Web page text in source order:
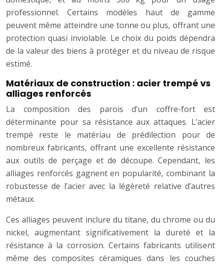
professionnel. Certains modèles haut de gamme
peuvent même atteindre une tonne ou plus, offrant une
protection quasi inviolable. Le choix du poids dépendra
de la valeur des biens à protéger et du niveau de risque
estimé.
Matériaux de construction : acier trempé vs
alliages renforcés
La composition des parois d’un coffre-fort est
déterminante pour sa résistance aux attaques. L’acier
trempé reste le matériau de prédilection pour de
nombreux fabricants, offrant une excellente résistance
aux outils de perçage et de découpe. Cependant, les
alliages renforcés gagnent en popularité, combinant la
robustesse de l’acier avec la légèreté relative d’autres
métaux.
Ces alliages peuvent inclure du titane, du chrome ou du
nickel, augmentant significativement la dureté et la
résistance à la corrosion. Certains fabricants utilisent
même des composites céramiques dans les couches